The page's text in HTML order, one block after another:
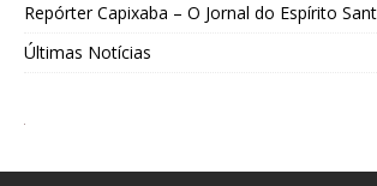
Repórter Capixaba – O Jornal do Espírito
Últimas Notícias